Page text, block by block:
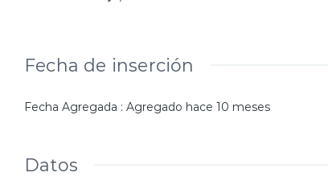
Fecha de inserción
Fecha Agregada : Agregado hace 10 meses
Datos